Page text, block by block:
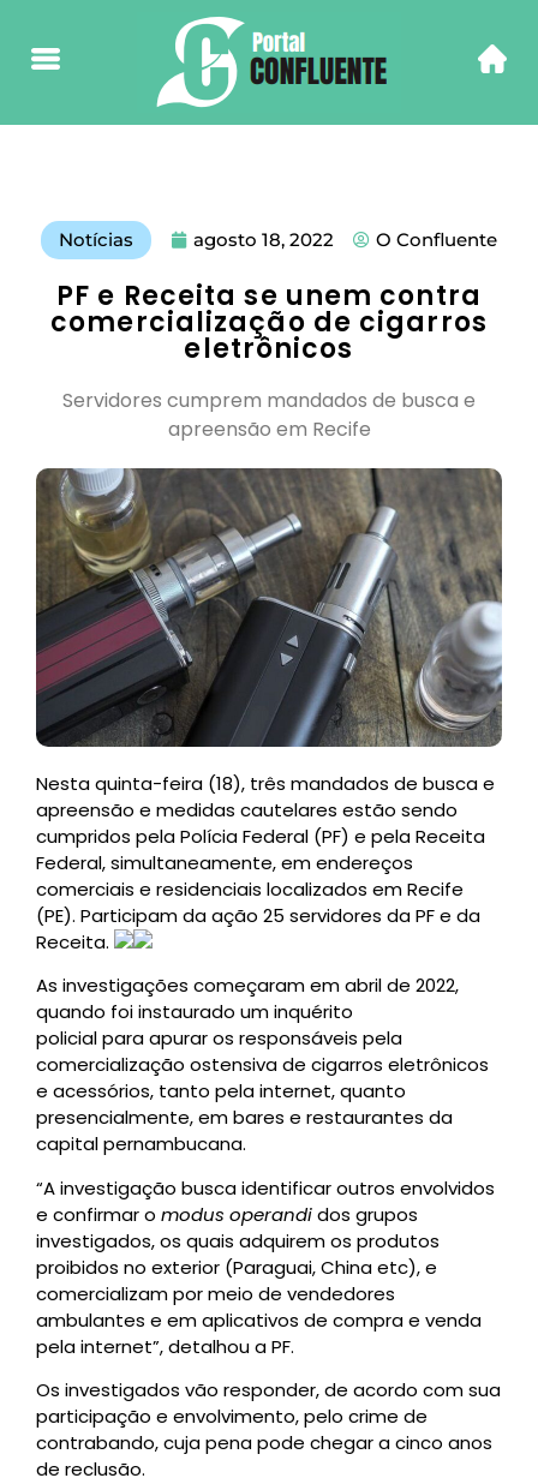
Notícias agosto 18, 2022 O Confluente
PF e Receita se unem contra
comercialização de cigarros
eletrônicos
Servidores cumprem mandados de busca e
apreensão em Recife
Nesta quinta-feira (18), três mandados de busca e
apreensão e medidas cautelares estão sendo
cumpridos pela Polícia Federal (PF) e pela Receita
Federal, simultaneamente, em endereços
comerciais e residenciais localizados em Recife
(PE). Participam da ação 25 servidores da PF e da
Receita.
As investigações começaram em abril de 2022,
quando foi instaurado um inquérito
policial para apurar os responsáveis pela
comercialização ostensiva de cigarros eletrônicos
e acessórios, tanto pela internet, quanto
presencialmente, em bares e restaurantes da
capital pernambucana.
“A investigação busca identificar outros envolvidos
e confirmar o modus operandidos grupos
investigados, os quais adquirem os produtos
proibidos no exterior (Paraguai, China etc), e
comercializam por meio de vendedores
ambulantes e em aplicativos de compra e venda
pela internet”, detalhou a PF.
Os investigados vão responder, de acordo com sua
participação e envolvimento, pelo crime de
contrabando, cuja pena pode chegar a cinco anos
de reclusão.